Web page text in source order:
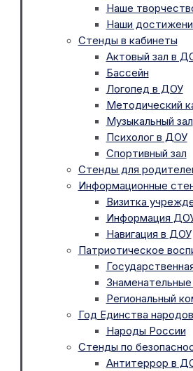
Наше
Наши
Стенды в кабинеты
Актовый зал в
Бассейн
Логопед в ДОУ
Методический
Музыкальный зал
Психолог в ДОУ
Спортивный зал
Стенды для
Информационные
Визитка
Информация
Навигация в ДОУ
Патриотическое
Региональный
Год Единства
Народы России
Стенды по
Антитеррор в